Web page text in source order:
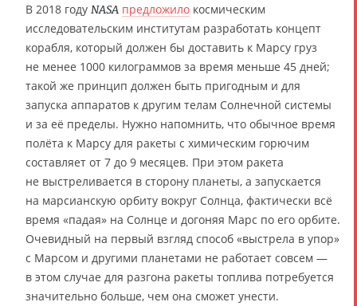
В 2018 году NASA предложило космическим
исследовательским институтам разработать концепт
корабля, который должен бы доставить к Марсу груз
не менее 1000 килограммов за время меньше 45 дней;
такой же принцип должен быть пригодным и для
запуска аппаратов к другим телам Солнечной системы
и за её пределы. Нужно напомнить, что обычное время
полёта к Марсу для ракеты с химическим горючим
составляет от 7 до 9 месяцев. При этом ракета
не выстреливается в сторону планеты, а запускается
на марсианскую орбиту вокруг Солнца, фактически всё
время «падая» на Солнце и догоняя Марс по его орбите.
Очевидный на первый взгляд способ «выстрела в упор»
с Марсом и другими планетами не работает совсем —
в этом случае для разгона ракеты топлива потребуется
значительно больше, чем она сможет унести.